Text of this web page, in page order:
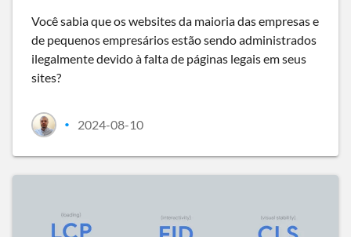
Você sabia que os websites da maioria das empresas e
de pequenos empresários estão sendo administrados
ilegalmente devido à falta de páginas legais em seus
sites?
• 2024-08-10